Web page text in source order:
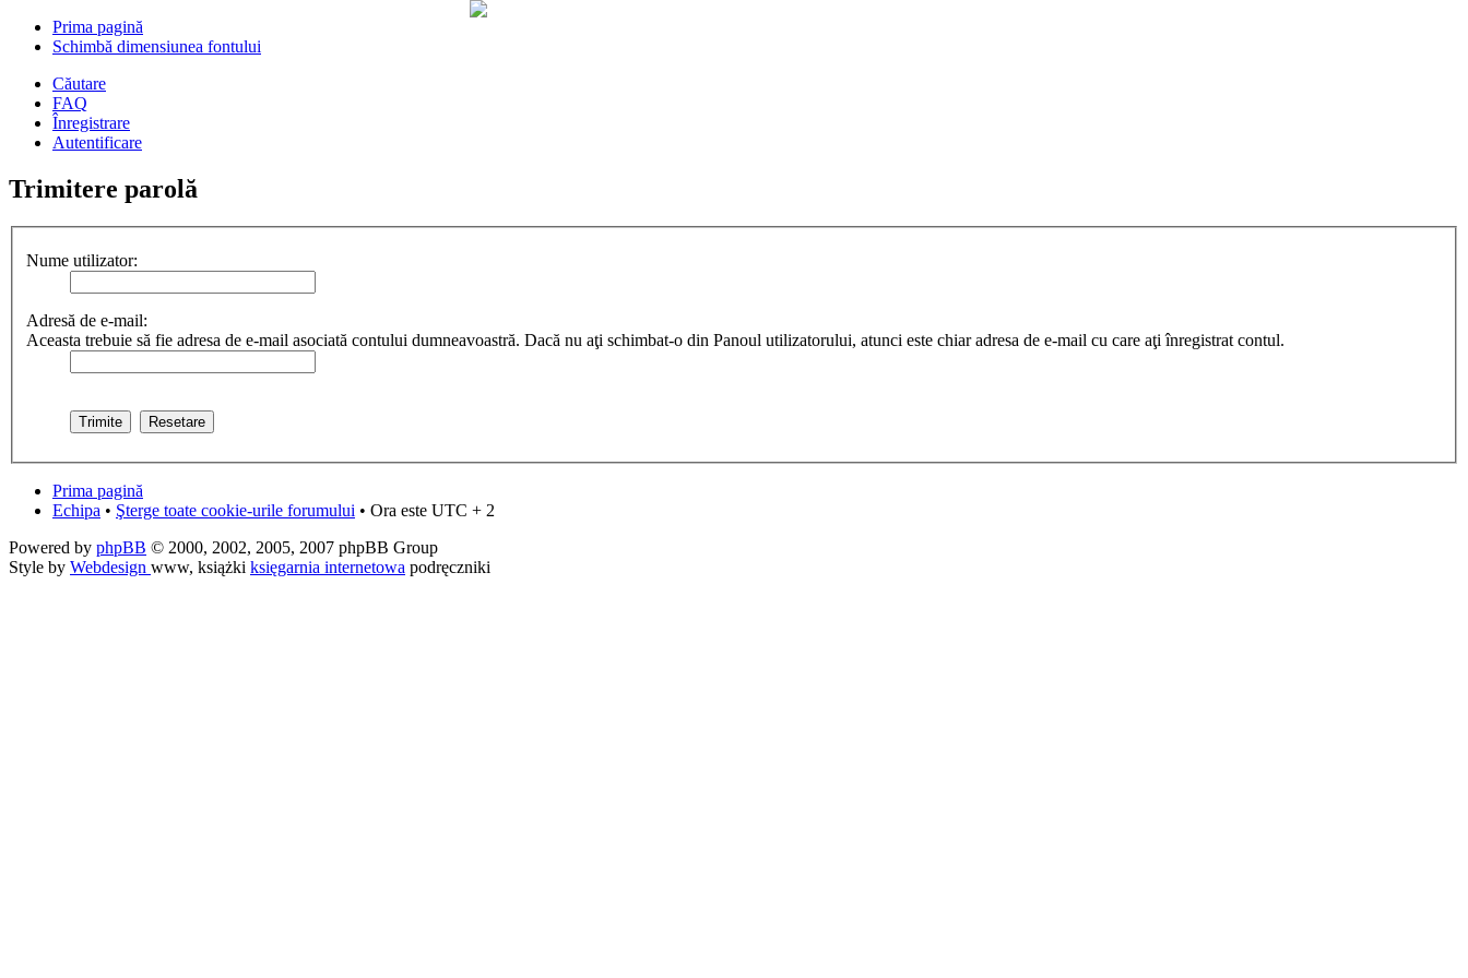
Prima pagină
Schimbă dimensiunea fontului
Căutare
FAQ
Înregistrare
Autentificare
Trimitere parolă
Nume utilizator:
Adresă de e-mail:
Aceasta trebuie să fie adresa de e-mail asociată contului dumneavoastră. Dacă nu aţi schimbat-o din Panoul utilizatorului, atunci este chiar adresa de e-mail cu care aţi înregistrat contul.
Prima pagină
Echipa • Şterge toate cookie-urile forumului • Ora este UTC + 2
Powered by phpBB © 2000, 2002, 2005, 2007 phpBB Group
Style by Webdesign www, książki księgarnia internetowa podręczniki